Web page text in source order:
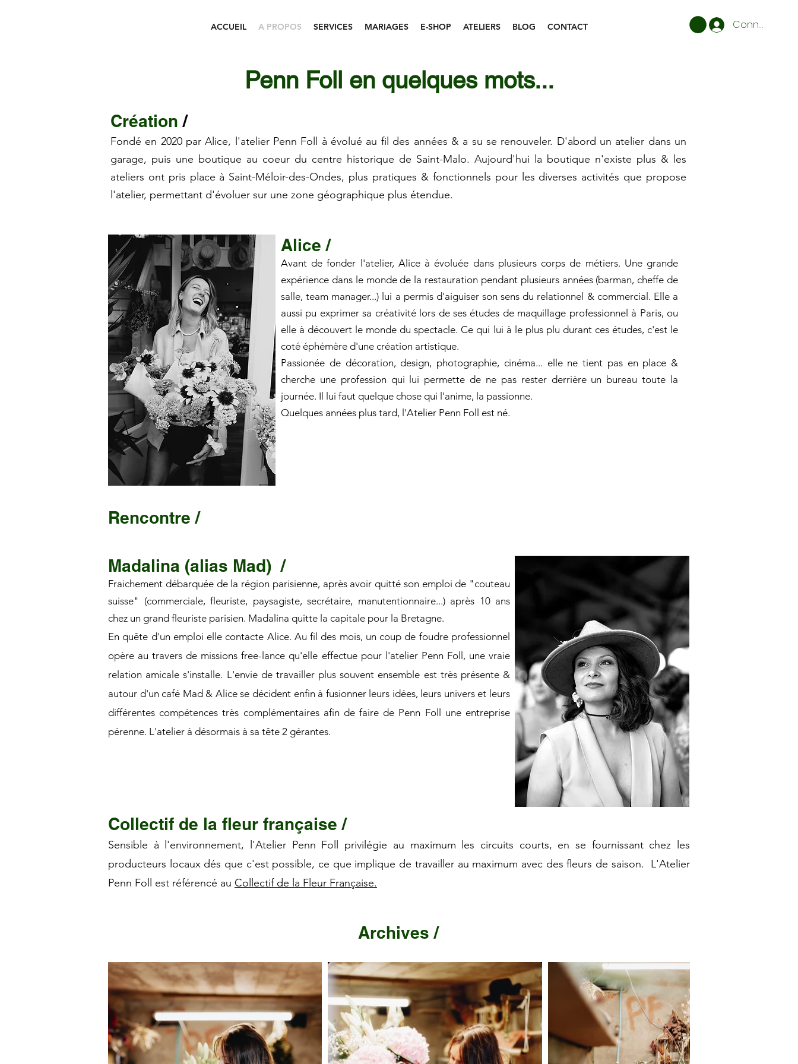
ACCUEIL A PROPOS SERVICES MARIAGES E-SHOP ATELIERS BLOG CONTACT Connexion
Penn Foll en quelques mots...
Alice /
Avant de fonder l'atelier, Alice à évoluée dans plusieurs corps de métiers. Une grande
expérience dans le monde de la restauration pendant plusieurs années (barman, cheffe de
salle, team manager...) lui a permis d'aiguiser son sens du relationnel & commercial. Elle a
aussi pu exprimer sa créativité lors de ses études de maquillage professionnel à Paris, ou
elle à découvert le monde duspectacle. Ce qui lui à le plus plu durant ces études, c'est le
coté éphémère d'une création artistique.
Passionée de décoration, design, photographie, cinéma... elle ne tient pas en place &
cherche une profession qui lui permette de ne pas rester derrière un bureau toute la
journée. Il lui faut quelque chose qui l'anime, la passionne.
Quelques années plus tard, l'Atelier Penn Foll est né.
Création /
Fondé en 2020 par Alice, l'atelier Penn Foll à évolué au fil des années & a su se renouveler. D'abord un atelier dans un
garage, puis une boutique au coeur du centre historique de Saint-Malo. Aujourd'hui la boutique n'existe plus & les
ateliers ont pris place à Saint-Méloir-des-Ondes, plus pratiques & fonctionnels pour les diverses activités que propose
l'atelier, permettant d'évoluer sur une zone géographique plus étendue.
Rencontre /
Madalina (alias Mad) /
Fraichement débarquée de la région parisienne, après avoir quitté son emploi de "couteau
suisse" (commerciale, fleuriste, paysagiste, secrétaire, manutentionnaire...) après 10 ans
chez un grand fleuriste parisien. Madalina quitte la capitale pour la Bretagne.
En quête d'un emploi elle contacte Alice. Au fil des mois, un coup de foudre professionnel
opère au travers de missions free-lance qu'elle effectue pour l'atelier Penn Foll, une vraie
relation amicale s'installe. L'envie de travailler plus souvent ensemble est très présente &
autour d'un café Mad & Alice se décident enfin à fusionner leurs idées, leurs univers et leurs
différentes compétences très complémentaires afin de faire de Penn Foll une entreprise
pérenne. L'atelier à désormais à sa tête 2 gérantes.
Collectif de la fleur française /
Sensible à l'environnement, l'Atelier Penn Foll privilégie au maximum les circuits courts, en se fournissant chez les
producteurs locaux dés que c'est possible, ce que implique de travailler au maximum avec des fleurs de saison. L'Atelier
Penn Foll est référencé au Collectif de la Fleur Française.
Archives /